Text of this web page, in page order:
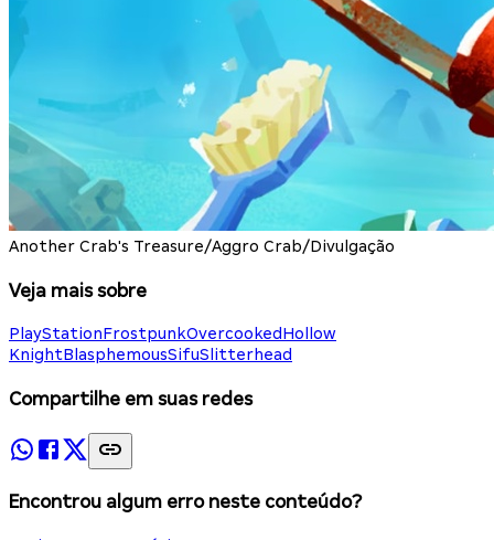
Another Crab's Treasure/Aggro Crab/Divulgação
Veja mais sobre
PlayStationFrostpunkOvercookedHollow
KnightBlasphemousSifuSlitterhead
Compartilhe em suas redes
Encontrou algum erro neste conteúdo?